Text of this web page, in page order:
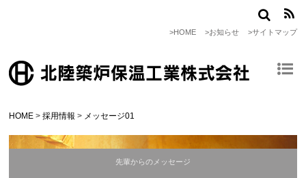
>HOME >お知らせ >サイトマップ
HOME >採用情報 > メッセージ01
先輩からのメッセージ